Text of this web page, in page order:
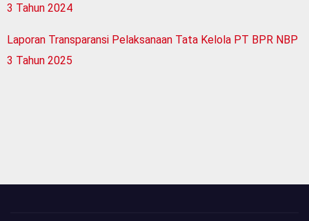
3 Tahun 2024
Laporan Transparansi Pelaksanaan Tata Kelola PT BPR NBP
3 Tahun 2025